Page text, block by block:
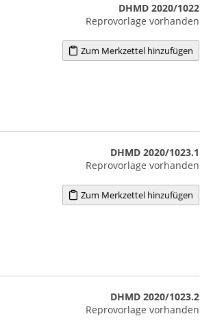
DHMD 2020/1022
Reprovorlage vorhanden
Zum Merkzettel hinzufügen
DHMD 2020/1023.1
Reprovorlage vorhanden
Zum Merkzettel hinzufügen
DHMD 2020/1023.2
Reprovorlage vorhanden